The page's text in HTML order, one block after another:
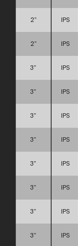
2” IPS
2” IPS
3” IPS
3” IPS
3” IPS
3” IPS
3” IPS
3” IPS
3” IPS
3” IPS